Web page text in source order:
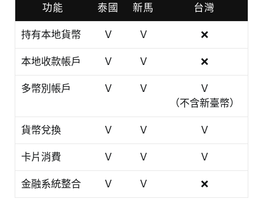
功能 泰國 新馬 台灣
持有本地貨幣 Ｖ Ｖ ❌
本地收款帳戶 Ｖ Ｖ ❌
多幣別帳戶 Ｖ Ｖ
Ｖ
（不含新臺幣）
貨幣兌換 Ｖ Ｖ Ｖ
卡片消費 Ｖ Ｖ Ｖ
金融系統整合 Ｖ Ｖ ❌